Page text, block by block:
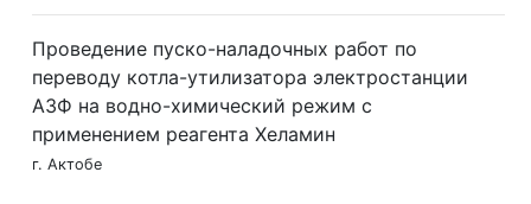
Проведение пуско-наладочных работ по
переводу котла-утилизатора электростанции
АЗФ на водно-химический режим с
применением реагента Хеламин
г. Актобе